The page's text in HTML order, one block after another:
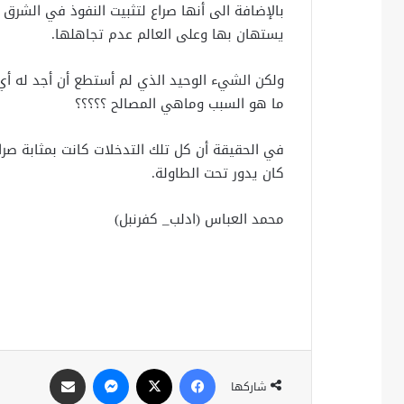
بالإضافة الى أنها صراع لتثبيت النفوذ في
يستهان بها وعلى العالم عدم تجاهلها.
ولكن الشيء الوحيد الذي لم أستطع أن أجد له
ما هو السبب وماهي المصالح ؟؟؟؟؟
في الحقيقة أن كل تلك التدخلات كانت بمثابة
كان يدور تحت الطاولة.
محمد العباس (ادلب_ كفرنبل)
شاركها
فيسبوك ماسنجر